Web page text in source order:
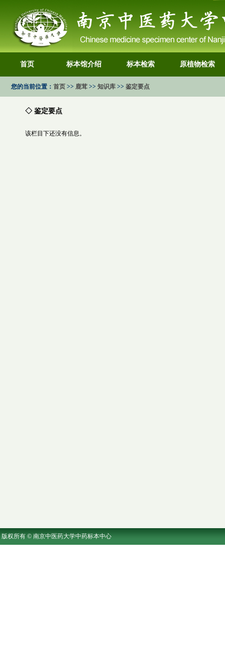
首页 标本馆介绍 标本检索 原植物检索
您的当前位置： 首页 >> 鹿茸 >> 知识库 >> 鉴定要点
◇ 鉴定要点
该栏目下还没有信息。
版权所有 © 南京中医药大学中药标本中心